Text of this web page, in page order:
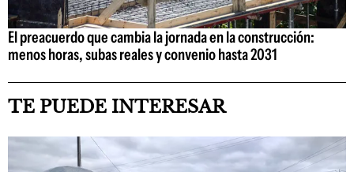
El preacuerdo que cambia la jornada en la construcción:
menos horas, subas reales y convenio hasta 2031
TE PUEDE INTERESAR